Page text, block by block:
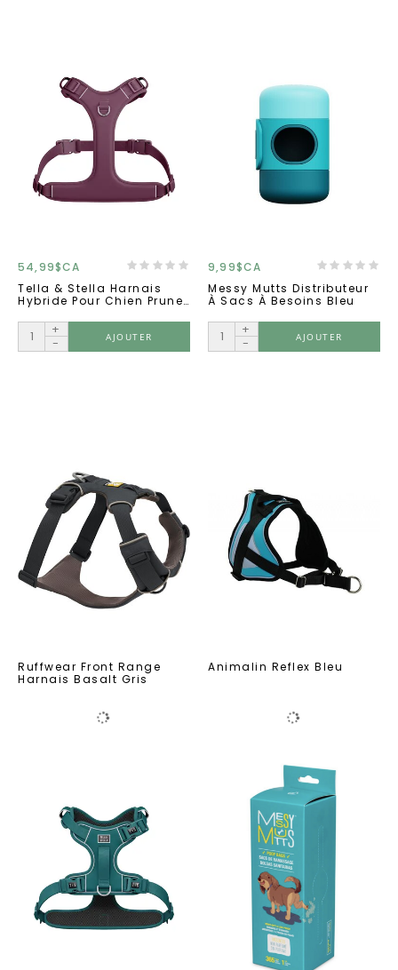
54,99$CA
Tella & Stella Harnais
Hybride Pour Chien Prune
+
-
AJOUTER
9,99$CA
Messy Mutts Distributeur
À Sacs À Besoins Bleu
+
-
AJOUTER
Ruffwear Front Range
Harnais Basalt Gris
Animalin Reflex Bleu